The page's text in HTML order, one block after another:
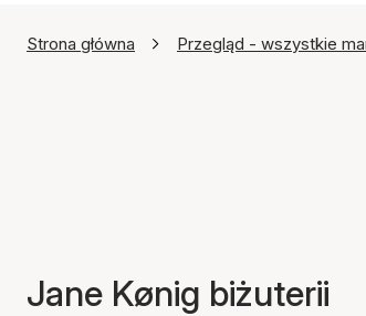
Strona główna Przegląd - wszystkie
Jane Kønig biżuterii